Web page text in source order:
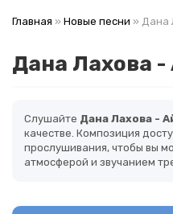
Главная » Новые песни » Дана
Дана Лахова -
Слушайте Дана Лахова -
качестве. Композиция
прослушивания, чтобы вы
атмосферой и звучанием